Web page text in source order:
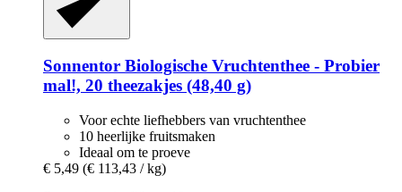
Sonnentor Biologische Vruchtenthee -​ Probier
mal!, 20 theezakjes (48,40 g)
Voor echte liefhebbers van vruchtenthee
10 heerlijke fruitsmaken
Ideaal om te proeve
€ 5,49 (€ 113,43 / kg)